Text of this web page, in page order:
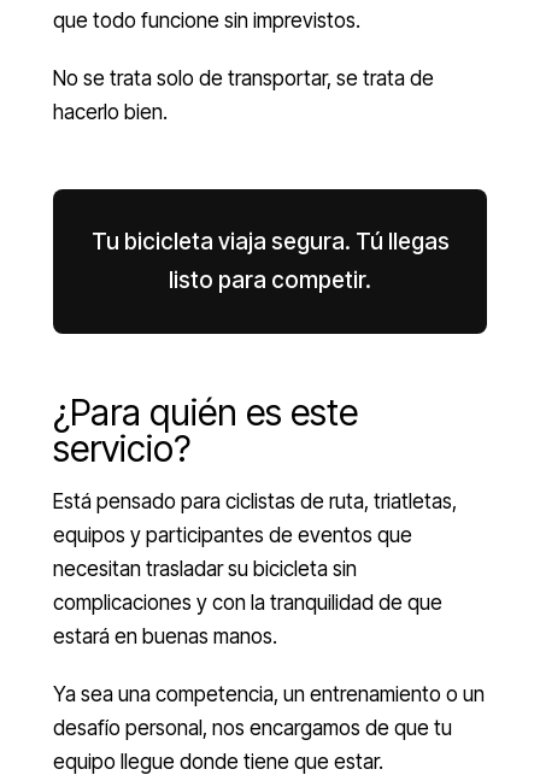
que todo funcione sin imprevistos.
No se trata solo de transportar, se trata de
hacerlo bien.
Tu bicicleta viaja segura. Tú llegas
listo para competir.
¿Para quién es este
servicio?
Está pensado para ciclistas de ruta, triatletas,
equipos y participantes de eventos que
necesitan trasladar su bicicleta sin
complicaciones y con la tranquilidad de que
estará en buenas manos.
Ya sea una competencia, un entrenamiento o un
desafío personal, nos encargamos de que tu
equipo llegue donde tiene que estar.